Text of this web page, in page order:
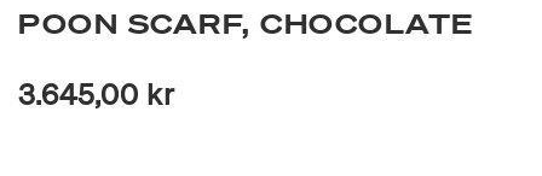
POON SCARF, CHOCOLATE
3.645,00 kr